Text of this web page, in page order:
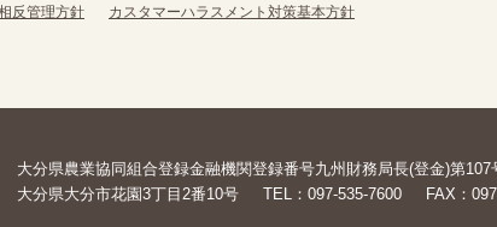
反管理方針 カスタマーハラスメント対策基本方針
大分県農業協同組合登録金融機関登録番号九州財務局長(登金)第107
大分県大分市花園3丁目2番10号
TEL：097-535-7600 FAX：